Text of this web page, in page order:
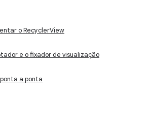
o RecyclerView
e o fixador de visualização
a ponta